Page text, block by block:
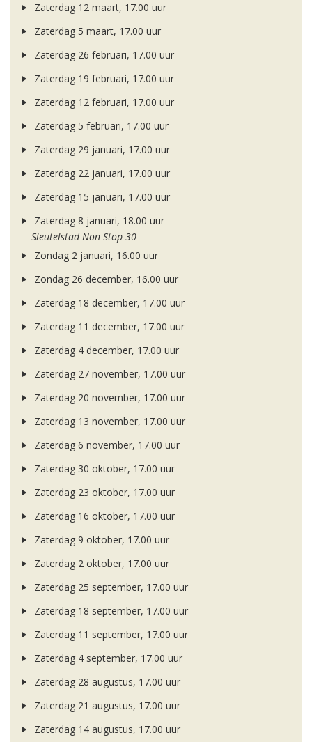
Zaterdag 12 maart, 17.00 uur
Zaterdag 5 maart, 17.00 uur
Zaterdag 26 februari, 17.00 uur
Zaterdag 19 februari, 17.00 uur
Zaterdag 12 februari, 17.00 uur
Zaterdag 5 februari, 17.00 uur
Zaterdag 29 januari, 17.00 uur
Zaterdag 22 januari, 17.00 uur
Zaterdag 15 januari, 17.00 uur
Zaterdag 8 januari, 18.00 uur
Sleutelstad Non-Stop 30
Zondag 2 januari, 16.00 uur
Zondag 26 december, 16.00 uur
Zaterdag 18 december, 17.00 uur
Zaterdag 11 december, 17.00 uur
Zaterdag 4 december, 17.00 uur
Zaterdag 27 november, 17.00 uur
Zaterdag 20 november, 17.00 uur
Zaterdag 13 november, 17.00 uur
Zaterdag 6 november, 17.00 uur
Zaterdag 30 oktober, 17.00 uur
Zaterdag 23 oktober, 17.00 uur
Zaterdag 16 oktober, 17.00 uur
Zaterdag 9 oktober, 17.00 uur
Zaterdag 2 oktober, 17.00 uur
Zaterdag 25 september, 17.00 uur
Zaterdag 18 september, 17.00 uur
Zaterdag 11 september, 17.00 uur
Zaterdag 4 september, 17.00 uur
Zaterdag 28 augustus, 17.00 uur
Zaterdag 21 augustus, 17.00 uur
Zaterdag 14 augustus, 17.00 uur